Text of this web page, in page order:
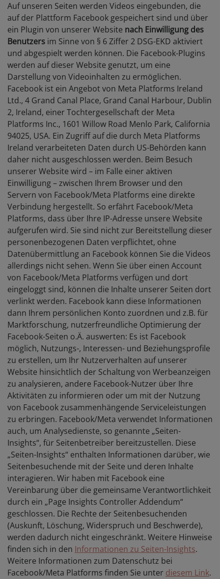
Auf unseren Seiten werden Videos eingebunden, die
auf der Plattform Facebook gespeichert sind und über
ein Plugin von unserer Website nach Einwilligung des
Benutzers im Sinne von § 6 Ziffer 2 DSG-EKD aktiviert
und abgespielt werden können. Die Facebook-Plugins
werden auf dieser Website genutzt, um eine
Darstellung von Videoinhalten zu ermöglichen.
Facebook ist ein Angebot von Meta Platforms Ireland
Ltd., 4 Grand Canal Place, Grand Canal Harbour, Dublin
2, Ireland, einer Tochtergesellschaft der Meta
Platforms Inc., 1601 Willow Road Menlo Park, California
94025, USA. Ein Zugriff auf die durch Meta Platforms
Ireland verarbeiteten Daten durch US-Behörden kann
daher nicht ausgeschlossen werden. Beim Besuch
unserer Website wird – im Falle einer aktiven
Einwilligung – zwischen Ihrem Browser und den
Servern von Facebook/Meta Platforms eine direkte
Verbindung hergestellt. So erfährt Facebook/Meta
Platforms, dass über Ihre IP-Adresse unsere Website
aufgerufen wird. Sie sind nicht zur Bereitstellung dieser
personenbezogenen Daten verpflichtet, ohne
Datenübermittlung an Facebook können Sie die Videos
allerdings nicht sehen. Wenn Sie über einen Account
von Facebook/Meta Platforms verfügen und dort
eingeloggt sind, können die Inhalte unserer Seiten dort
verlinkt werden. Facebook kann diese Informationen
dann Ihrem persönlichen Konto zuordnen und z.B. für
Marktforschung, nutzerfreundliche Optimierung der
Facebook-Seiten o.Ä. auswerten: Es ist Facebook
möglich, Nutzungs-, Interessen- und Beziehungsprofile
zu erstellen, um Ihr Nutzerverhalten auf unserer
Website hinsichtlich der Schaltung von Werbeanzeigen
zu analysieren, andere Facebook-Nutzer über Ihre
Aktivitäten zu informieren oder um mit der Nutzung
von Facebook zusammenhängende Serviceleistungen
zu erbringen. Facebook/Meta verwendet Informationen
auch, um Analysedienste, so genannte „Seiten-
Insights“, für Seitenbetreiber bereitzustellen. Diese
„Seiten-Insights“ enthalten Informationen darüber, wie
Seitenbesuchende mit der Seite und deren Inhalte
interagieren. Wir haben mit Facebook eine
Vereinbarung über die gemeinsame Verantwortlichkeit
durch ein „Page Insights Controller Addendum“
geschlossen. Die Rechte der Seitenbesuchenden
(Auskunft, Löschung, Widerspruch und Beschwerde),
werden dadurch nicht eingeschränkt. Weitere Hinweise
finden sich in den Informationen zu Seiten-Insights.
Weitere Informationen zum Datenschutz bei
Facebook/Meta Platforms finden Sie unter diesem Link.